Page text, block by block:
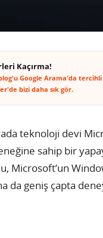
Kaçırma!
Google Arama'da tercihli
bizi daha sık gör.
teknoloji devi
sahip bir
Microsoft’un
da geniş çapta